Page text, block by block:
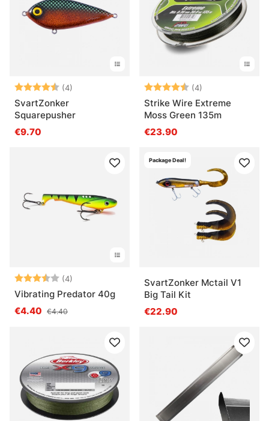
Bewertung:(4)
4.8 von 5 Sternen
SvartZonker
Squarepusher
€9.70
Bewertung:(4)
Strike Wire Extreme
Moss Green 135m
€23.90
Bewertung:(4)
3.8 von 5 Sternen
Vibrating Predator 40g
€4.40 €4.40
Package Deal!
SvartZonker Mctail V1
Big Tail Kit
€22.90